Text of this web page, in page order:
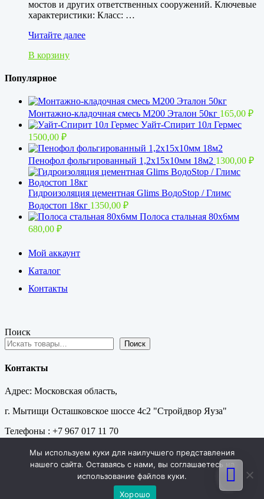
мостов и других ответственных сооружений. Ключевые
характеристики: Класс: …
Арматура
10мм
Читайте далее
В корзину
Популярное
Монтажно-кладочная смесь М200 Эталон 50кг 165,00 ₽
Уайт-Спирит 10л Гермес
1500,00 ₽
Пенофол фольгированный 1,2x15х10мм 18м2 1300,00 ₽
Гидроизоляция цементная Glims BoдoStop / Глимс
Водостоп 18кг 1350,00 ₽
Полоса стальная 80х6мм
680,00 ₽
Мой аккаунт
Каталог
Контакты
Поиск
Поиск
Контакты
Адрес: Московская область,
г. Мытищи Осташковское шоссе 4с2 "Стройдвор Яуза"
Телефоны : +7 967 017 11 70
E-mail : postroymarket@yandex.ru
Интернет-магазин PostroyMarket.ru
Мы используем куки для наилучшего представления
нашего сайта. Оставаясь с нами, вы соглашаетесь на
использование файлов куки.
Хорошо